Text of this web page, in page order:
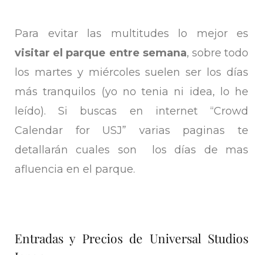
Para evitar las multitudes lo mejor es
visitar el parque entre semana, sobre todo
los martes y miércoles suelen ser los días
más tranquilos (yo no tenia ni idea, lo he
leído). Si buscas en internet “Crowd
Calendar for USJ” varias paginas te
detallarán cuales son los días de mas
afluencia en el parque.
Entradas y Precios de Universal Studios